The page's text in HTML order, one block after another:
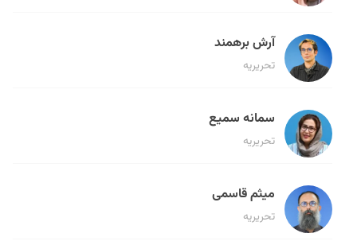
آرش برهمند
تحریریه
سمانه سمیع
تحریریه
میثم قاسمی
تحریریه